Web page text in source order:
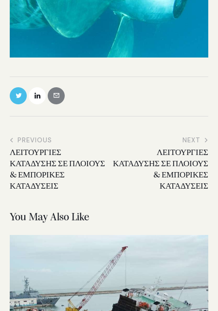
PREVIOUS
ΛΕΙΤΟΥΡΓΙΕΣ
ΚΑΤΑΔΥΣΗΣ ΣΕ ΠΛΟΙΟΥΣ
& ΕΜΠΟΡΙΚΕΣ
ΚΑΤΑΔΥΣΕΙΣ
NEXT
ΛΕΙΤΟΥΡΓΙΕΣ
ΚΑΤΑΔΥΣΗΣ ΣΕ ΠΛΟΙΟΥΣ
& ΕΜΠΟΡΙΚΕΣ
ΚΑΤΑΔΥΣΕΙΣ
You May Also Like